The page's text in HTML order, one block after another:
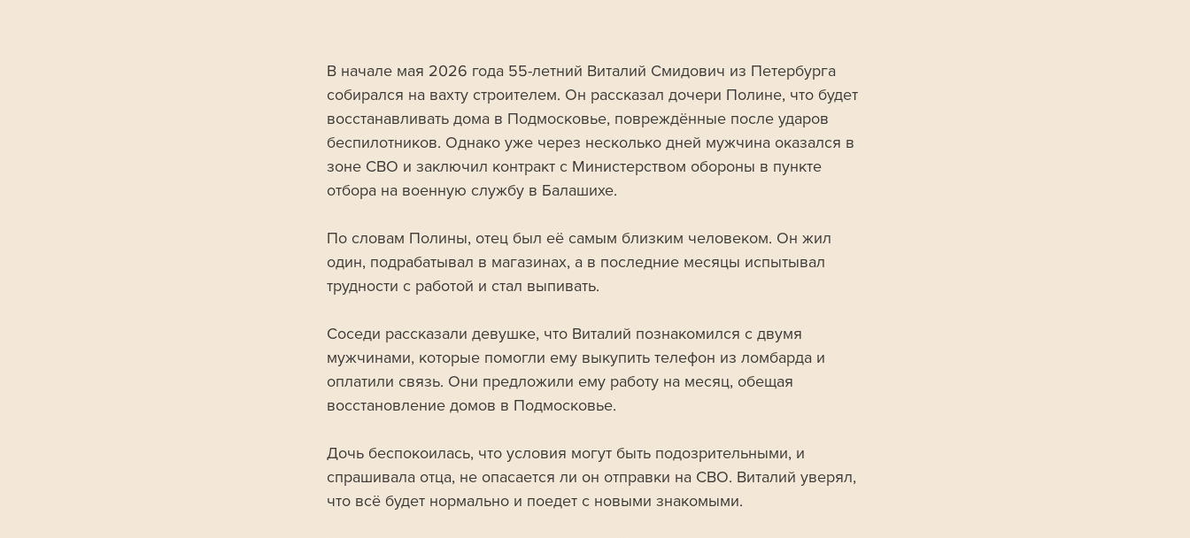
В начале мая 2026 года 55-летний Виталий Смидович из Петербурга
собирался на вахту строителем. Он рассказал дочери Полине, что будет
восстанавливать дома в Подмосковье, повреждённые после ударов
беспилотников. Однако уже через несколько дней мужчина оказался в
зоне СВО и заключил контракт с Министерством обороны в пункте
отбора на военную службу в Балашихе.
По словам Полины, отец был её самым близким человеком. Он жил
один, подрабатывал в магазинах, а в последние месяцы испытывал
трудности с работой и стал выпивать.
Соседи рассказали девушке, что Виталий познакомился с двумя
мужчинами, которые помогли ему выкупить телефон из ломбарда и
оплатили связь. Они предложили ему работу на месяц, обещая
восстановление домов в Подмосковье.
Дочь беспокоилась, что условия могут быть подозрительными, и
спрашивала отца, не опасается ли он отправки на СВО. Виталий уверял,
что всё будет нормально и поедет с новыми знакомыми.